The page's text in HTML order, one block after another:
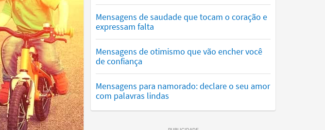
Mensagens de saudade que tocam o coração e
expressam falta
Mensagens de otimismo que vão encher você
de confiança
Mensagens para namorado: declare o seu amor
com palavras lindas